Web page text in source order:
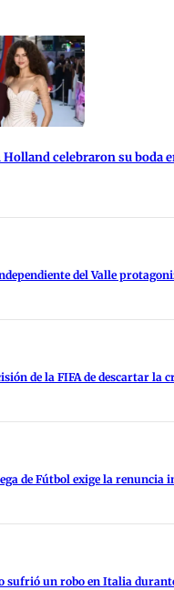
Holland celebraron su boda
del Valle
de la FIFA de descartar la
de Fútbol exige la
sufrió un robo en Italia